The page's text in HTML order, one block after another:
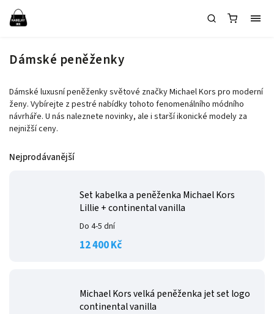
Dámské peněženky
Dámské luxusní peněženky světové značky Michael Kors pro moderní
ženy. Vybírejte z pestré nabídky tohoto fenomenálního módního
návrháře. U nás naleznete novinky, ale i starší ikonické modely za
nejnižší ceny.
Nejprodávanější
Set kabelka a peněženka Michael Kors
Lillie + continental vanilla
Do 4-5 dní
12 400 Kč
Michael Kors velká peněženka jet set logo
continental vanilla